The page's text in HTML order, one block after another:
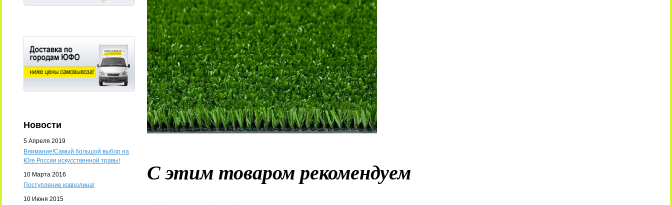
Новости
5 Апреля 2019
Внимание!Самый большой выбор на
Юге России искусственной травы!
10 Марта 2016
Поступление ковролина!
10 Июня 2015
С этим товаром рекомендуем